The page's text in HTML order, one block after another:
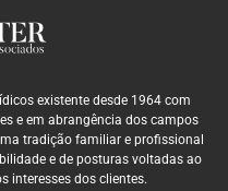
existente desde 1964 com
e em abrangência dos campos
tradição familiar e profissional
e de posturas voltadas ao
interesses dos clientes.